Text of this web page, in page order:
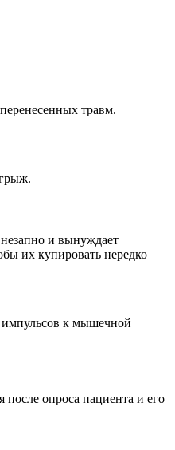
травм.
и вынуждает
их купировать нередко
импульсов к мышечной
опроса пациента и его